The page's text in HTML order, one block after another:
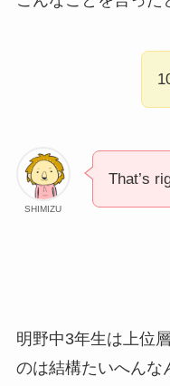
SHIMIZU
That’s
明野中3年生は上位
のは結構たいへんな